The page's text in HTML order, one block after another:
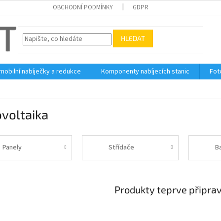
OBCHODNÍ PODMÍNKY GDPR
HLEDAT
nabíječky a redukce Komponenty nabíjecích stanic
Panely Střídače
Produkty teprve